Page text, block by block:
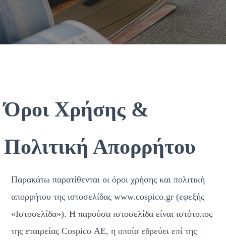
Όροι Χρήσης &
Πολιτική Απορρήτου
Παρακάτω παρατίθενται οι όροι χρήσης και πολιτική
απορρήτου της ιστοσελίδας www.cospico.gr (εφεξής
«Ιστοσελίδα»). Η παρούσα ιστοσελίδα είναι ιστότοπος
της εταιρείας Cospico ΑΕ, η οποία εδρεύει επί της